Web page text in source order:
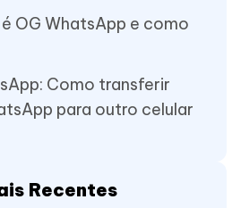
OG WhatsApp e como
Como transferir
para outro celular
Recentes